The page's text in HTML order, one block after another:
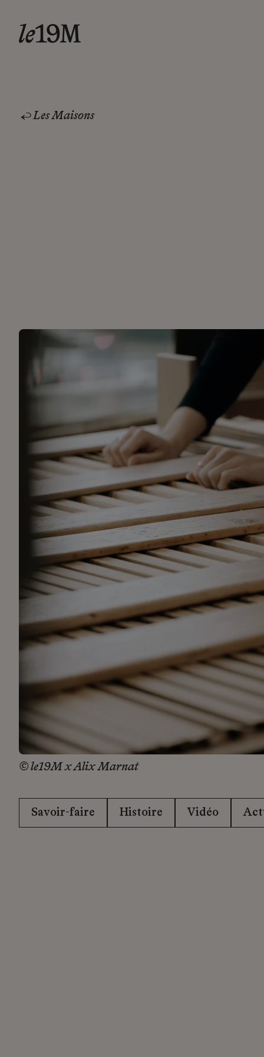
Les Maisons
© le19M x Alix Marnat
Savoir-faire Histoire Vidéo